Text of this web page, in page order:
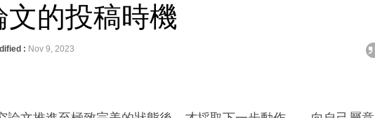
文的投稿時機
: Nov 9, 2023